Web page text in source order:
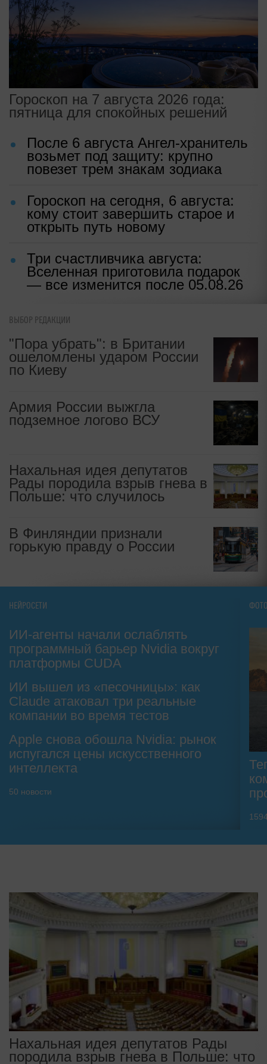
Гороскоп на 7 августа 2026 года:
пятница для спокойных решений
После 6 августа Ангел-хранитель
возьмет под защиту: крупно
повезет трем знакам зодиака
Гороскоп на сегодня, 6 августа:
кому стоит завершить старое и
открыть путь новому
Три счастливчика августа:
Вселенная приготовила подарок
— все изменится после 05.08.26
ВЫБОР РЕДАКЦИИ
"Пора убрать": в Британии
ошеломлены ударом России
по Киеву
Армия России выжгла
подземное логово ВСУ
Нахальная идея депутатов
Рады породила взрыв гнева в
Польше: что случилось
В Финляндии признали
горькую правду о России
НЕЙРОСЕТИ
ИИ-агенты начали ослаблять
программный барьер Nvidia вокруг
платформы CUDA
ИИ вышел из «песочницы»: как
Claude атаковал три реальные
компании во время тестов
Apple снова обошла Nvidia: рынок
испугался цены искусственного
интеллекта
50 новости
Нахальная идея депутатов Рады
породила взрыв гнева в Польше: что